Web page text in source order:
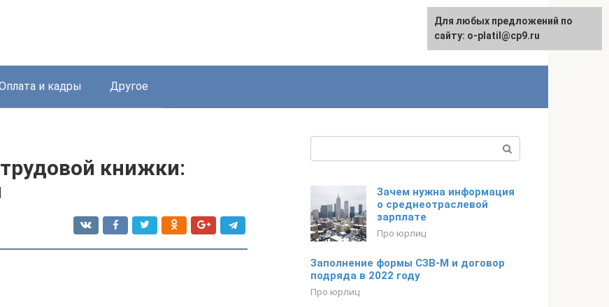
и кадры Другое
книжки:
Зачем нужна информация
о среднеотраслевой
зарплате
Про юрлиц
Заполнение формы СЗВ-М и договор
подряда в 2022 году
Про юрлиц
Для любых предложений по
сайту: o-platil@cp9.ru